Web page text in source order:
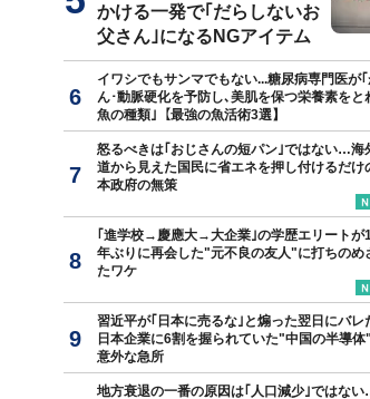
かける一発で｢だらしないお
父さん｣になるNGアイテム
イワシでもサンマでもない...糖尿病専門医が
ん･動脈硬化を予防し､美肌を保つ栄養素をと
魚の種類｣【最強の魚活術3選】
怒るべきは｢おじさんの短パン｣ではない…海
道から見えた国民に省エネを押し付けるだけ
本政府の無策
｢進学校→慶應大→大企業｣の学歴エリートが
年ぶりに再会した"元不良の友人"に打ちのめ
たワケ
習近平が｢日本に売るな｣と煽った翌日にバ
日本企業に6割を握られていた"中国の半導体
意外な急所
地方衰退の一番の原因は｢人口減少｣ではな